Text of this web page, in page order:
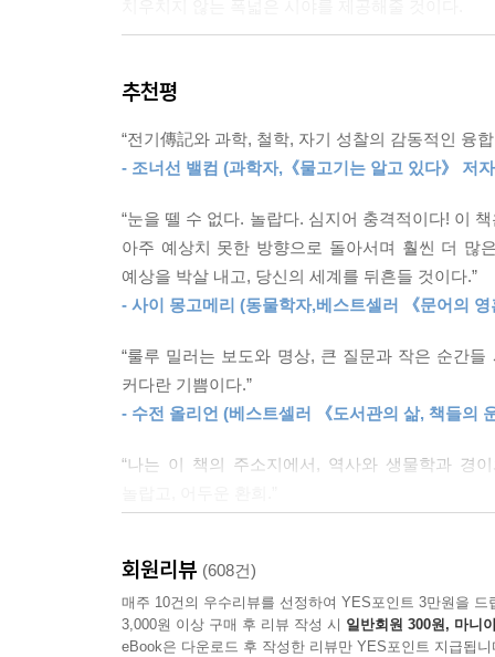
완벽함의 계층구조에 관한 관념을 유지하는 방법
아니라 시간이라고. 천천히 째깍거리며 흘러가는
--- p.204~205
자연에서 생물의 지위를 매기는 단 하나의 방법이
체 조직”의 복잡다단한 진실을 놓치는 일이다. 좋
응시하는 모든 생물에게는 당신이 결코 이해하지
--- p.227
우리가 어류에 대해 해온 일이 바로 이와 똑같다.
--- p.240
것들을 누릴 자격이 있어서가 아니다. 내가 얻으
닥쳐오는 혼돈 속에서 모든 대상을 호기심과 의심
--- p.263~264
있는 존재일 수 있을까? 누가 알겠는가. 해왕성
우리가 이름 붙여주지 않아도
이 세계에는 실재인 것들이 존재한다
〈물고기는 존재하지 않는다〉는 세계라는 거대
자유분방한 여정을 그려나간다. 사랑을 잃고 삶
일어난다면’의 가정의 문제가 아니라 ‘언제 일
하지만 조던의 이야기는 독자들을 전혀 예상하지
어떻게 우리를 지탱해주며, 동시에 그 신념이 어
방식으로 이 지구에게, 이 사회에게, 서로에게 중
반대로, 우리가 중요하지 않다는 말만 하고 그
근시안적이다. 가장 심한 비난의 말로 표현하자면,
추천평
“전기傳記와 과학, 철학, 자기 성찰의 감동적인 융
- 조너선 밸컴 (과학자,《물고기는 알고 있다》 저
“눈을 뗄 수 없다. 놀랍다. 심지어 충격적이다! 이
아주 예상치 못한 방향으로 돌아서며 훨씬 더 많
예상을 박살 내고, 당신의 세계를 뒤흔들 것이다.”
- 사이 몽고메리 (동물학자,베스트셀러 《문어의
“룰루 밀러는 보도와 명상, 큰 질문과 작은 순간
커다란 기쁨이다.”
- 수전 올리언 (베스트셀러 《도서관의 삶, 책들의
“나는 이 책의 주소지에서, 역사와 생물학과 경
“이 책은 완벽하다. 그냥 완벽하다고 할 수밖
별나면서도 심오하다.
- 메리 로치 (저널리스트, 베스트셀러 《스티프
회원리뷰 (608건)
매주 10건의 우수리뷰를 선정하여 YES포인트 3만원을 드
3,000원 이상 구매 후 리뷰 작성 시 일반회원 300원, 마니
eBook은 다운로드 후 작성한 리뷰만 YES포인트 지급됩니